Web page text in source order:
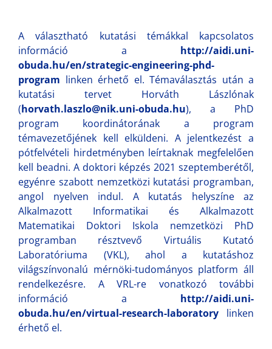
A választható kutatási témákkal kapcsolatos
információ a http://aidi.uni-
obuda.hu/en/strategic-engineering-phd-
program linken érhető el. Témaválasztás után a
kutatási tervet Horváth Lászlónak
(horvath.laszlo@nik.uni-obuda.hu), a PhD
program koordinátorának a program
témavezetőjének kell elküldeni. A jelentkezést a
pótfelvételi hirdetményben leírtaknak megfelelően
kell beadni. A doktori képzés 2021 szeptemberétől,
egyénre szabott nemzetközi kutatási programban,
angol nyelven indul. A kutatás helyszíne az
Alkalmazott Informatikai és Alkalmazott
Matematikai Doktori Iskola nemzetközi PhD
programban résztvevő Virtuális Kutató
Laboratóriuma (VKL), ahol a kutatáshoz
világszínvonalú mérnöki-tudományos platform áll
rendelkezésre. A VRL-re vonatkozó további
információ a http://aidi.uni-
obuda.hu/en/virtual-research-laboratory linken
érhető el.